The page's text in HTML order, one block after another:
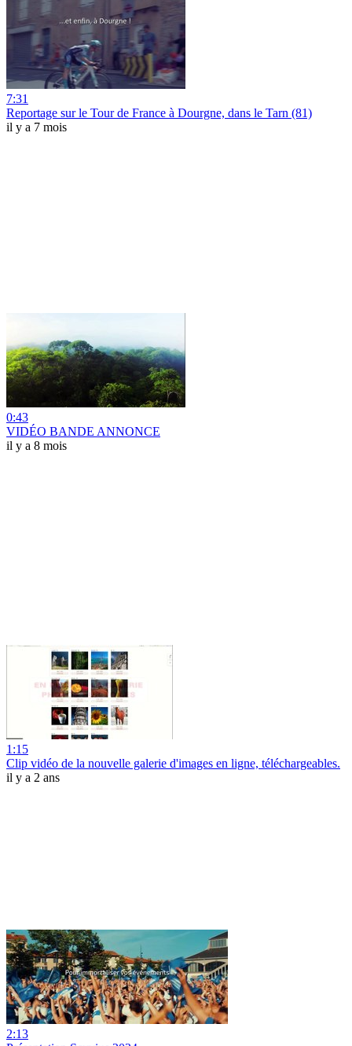
7:31
Reportage sur le Tour de France à Dourgne, dans le Tarn (81)
il y a 7 mois
0:43
VIDÉO BANDE ANNONCE
il y a 8 mois
1:15
Clip vidéo de la nouvelle galerie d'images en ligne, téléchargeables.
il y a 2 ans
2:13